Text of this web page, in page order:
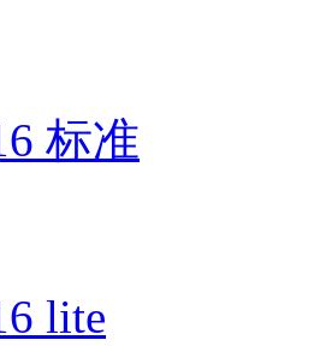
标准
lite